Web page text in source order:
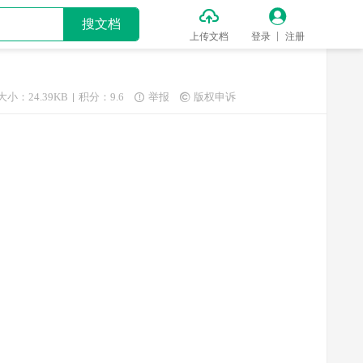
搜文档 
上传文档

登录 注册
小：24.39KB 积分：9.6  举报  版权申诉